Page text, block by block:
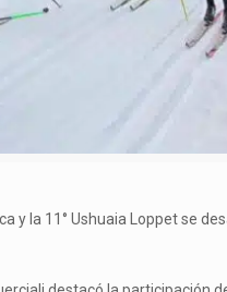
y la 11° Ushuaia Loppet se